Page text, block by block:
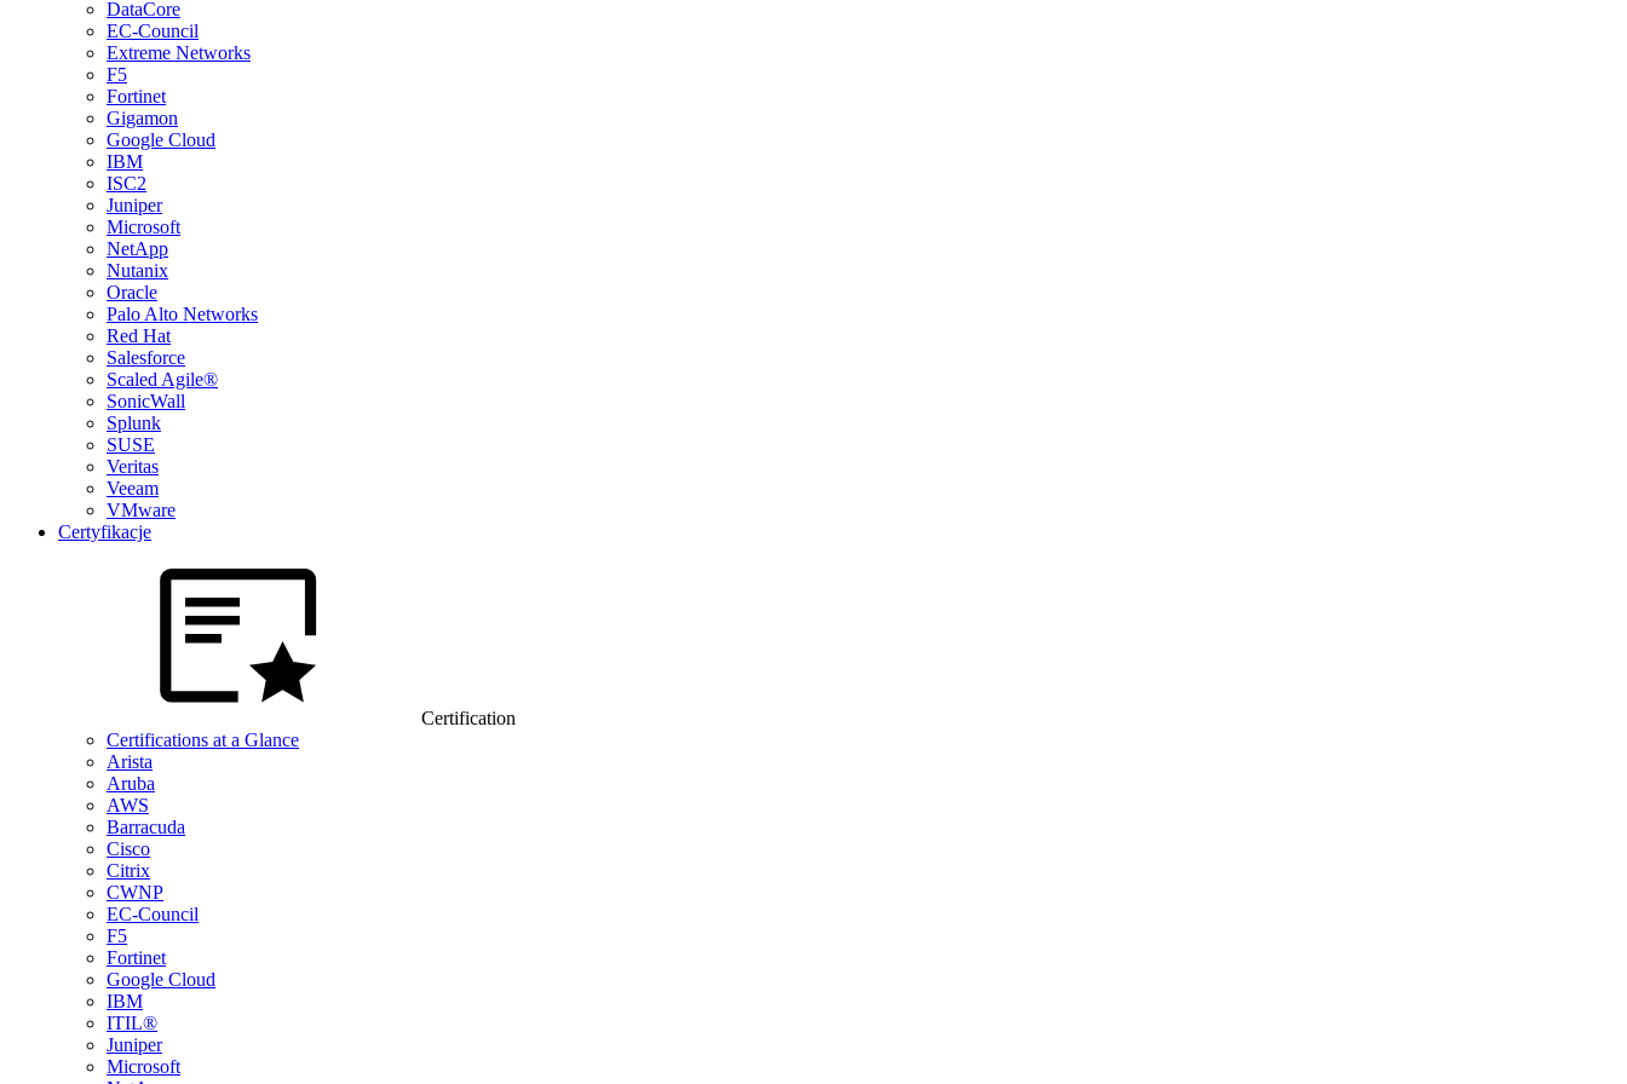
DataCore
EC-Council
Extreme Networks
F5
Fortinet
Gigamon
Google Cloud
IBM
ISC2
Juniper
Microsoft
NetApp
Nutanix
Oracle
Palo Alto Networks
Red Hat
Salesforce
Scaled Agile®
SonicWall
Splunk
SUSE
Veritas
Veeam
VMware
Certyfikacje
Certification
Certifications at a Glance
Arista
Aruba
AWS
Barracuda
Cisco
Citrix
CWNP
EC-Council
F5
Fortinet
Google Cloud
IBM
ITIL®
Juniper
Microsoft